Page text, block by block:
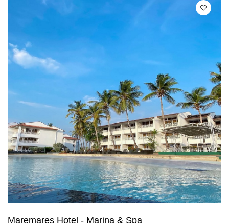
Maremares Hotel - Marina & Spa